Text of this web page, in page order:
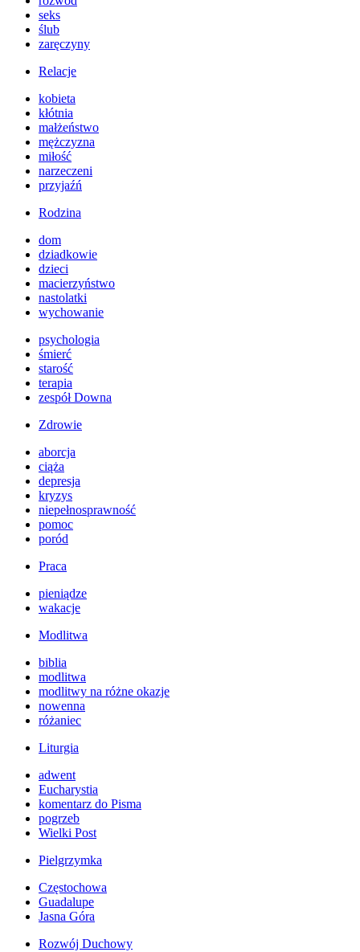
seks
ślub
zaręczyny
Relacje
kobieta
kłótnia
małżeństwo
mężczyzna
miłość
narzeczeni
przyjaźń
Rodzina
dom
dziadkowie
dzieci
macierzyństwo
nastolatki
wychowanie
psychologia
śmierć
starość
terapia
zespół Downa
Zdrowie
aborcja
ciąża
depresja
kryzys
niepełnosprawność
pomoc
poród
Praca
pieniądze
wakacje
Modlitwa
biblia
modlitwa
modlitwy na różne okazje
nowenna
różaniec
Liturgia
adwent
Eucharystia
komentarz do Pisma
pogrzeb
Wielki Post
Pielgrzymka
Częstochowa
Guadalupe
Jasna Góra
Rozwój Duchowy